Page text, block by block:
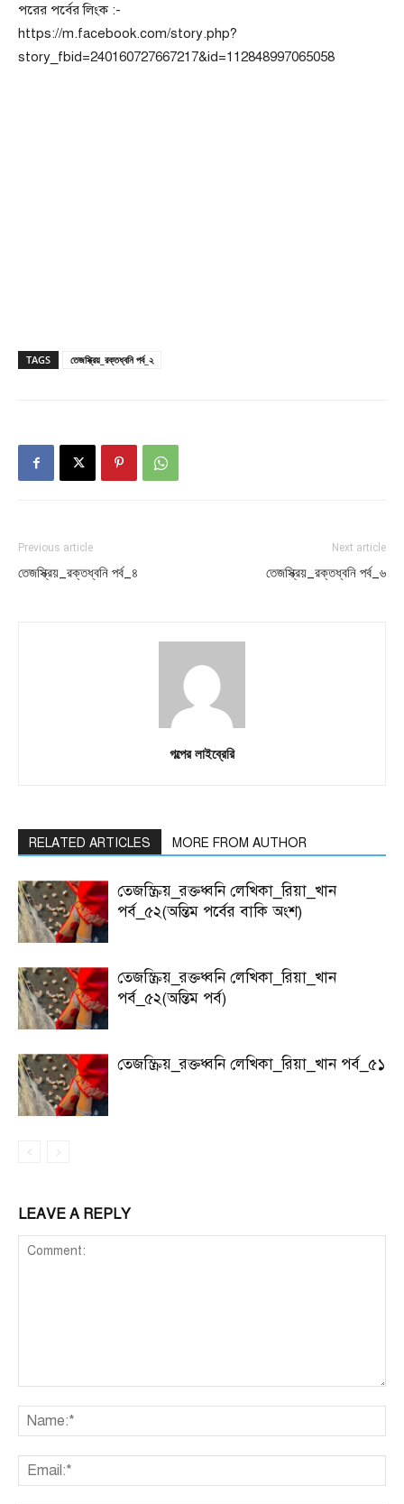
পরের পর্বের লিংক :-
https://m.facebook.com/story.php?
story_fbid=240160727667217&id=112848997065058
TAGS তেজস্ক্রিয়_রক্তধ্বনি পর্ব_২
Previous article
তেজস্ক্রিয়_রক্তধ্বনি পর্ব_৪
Next article
তেজস্ক্রিয়_রক্তধ্বনি পর্ব_৬
গল্পের লাইব্রেরি
RELATED ARTICLES MORE FROM AUTHOR
তেজস্ক্রিয়_রক্তধ্বনি লেখিকা_রিয়া_খান
পর্ব_৫২(অন্তিম পর্বের বাকি অংশ)
তেজস্ক্রিয়_রক্তধ্বনি লেখিকা_রিয়া_খান
পর্ব_৫২(অন্তিম পর্ব)
তেজস্ক্রিয়_রক্তধ্বনি লেখিকা_রিয়া_খান পর্ব_৫১
LEAVE A REPLY